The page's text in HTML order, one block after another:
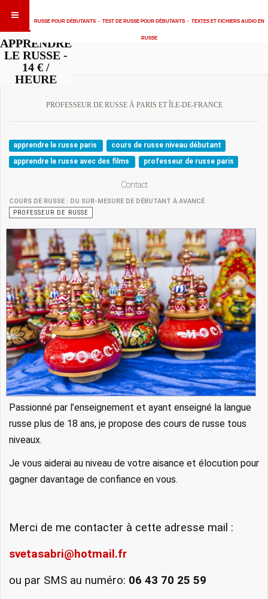
RUSSE POUR DÉBUTANTS - TEST DE RUSSE POUR DÉBUTANTS - TEXTES ET FICHIERS AUDIO EN
RUSSE
APPRENDRE
LE RUSSE -
14 € /
HEURE
PROFESSEUR DE RUSSE À PARIS ET ÎLE-DE-FRANCE
apprendre le russe paris
cours de russe niveau débutant
apprendre le russe avec des films
professeur de russe paris
Contact
COURS DE RUSSE : DU SUR-MESURE DE DÉBUTANT À AVANCÉ
PROFESSEUR DE RUSSE
Passionné par l’enseignement et ayant enseigné la langue
russe plus de 18 ans, je propose des cours de russe tous
niveaux.
Je vous aiderai au niveau de votre aisance et élocution pour
gagner davantage de confiance en vous.
Merci de me contacter à cette adresse mail :
svetasabri@hotmail.fr
ou par SMS au numéro: 06 43 70 25 59